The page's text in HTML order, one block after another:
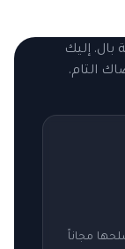
بال. إليك
التام.
نرجع نصلحها مجاناً